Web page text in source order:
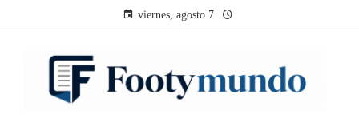
viernes, agosto 7